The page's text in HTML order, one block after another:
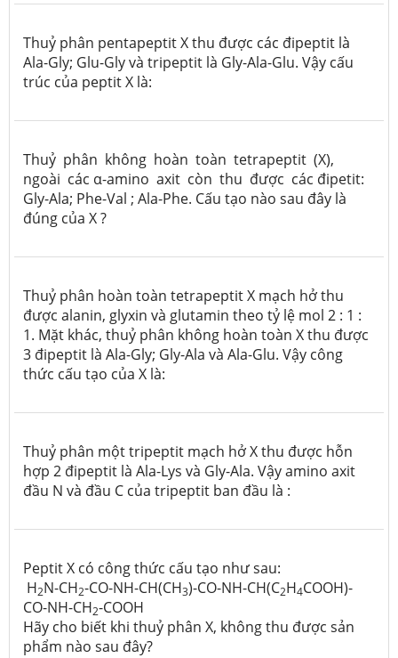
Thuỷ phân pentapeptit X thu được các đipeptit là
Ala-Gly; Glu-Gly và tripeptit là Gly-Ala-Glu. Vậy cấu
trúc của peptit X là:
Thuỷ phân không hoàn toàn tetrapeptit (X),
ngoài các α-amino axit còn thu được các đipetit:
Gly-Ala; Phe-Val ; Ala-Phe. Cấu tạo nào sau đây là
đúng của X ?
Thuỷ phân hoàn toàn tetrapeptit X mạch hở thu
được alanin, glyxin và glutamin theo tỷ lệ mol 2 : 1 :
1. Mặt khác, thuỷ phân không hoàn toàn X thu được
3 đipeptit là Ala-Gly; Gly-Ala và Ala-Glu. Vậy công
thức cấu tạo của X là:
Thuỷ phân một tripeptit mạch hở X thu được hỗn
hợp 2 đipeptit là Ala-Lys và Gly-Ala. Vậy amino axit
đầu N và đầu C của tripeptit ban đầu là :
Peptit X có công thức cấu tạo như sau:
H2N-CH2-CO-NH-CH(CH3)-CO-NH-CH(C2H4COOH)-
CO-NH-CH2-COOH
Hãy cho biết khi thuỷ phân X, không thu được sản
phẩm nào sau đây?